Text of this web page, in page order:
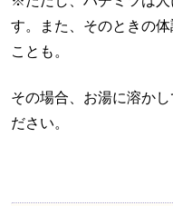
す。また、そのときの
ことも。
その場合、お湯に溶か
ださい。